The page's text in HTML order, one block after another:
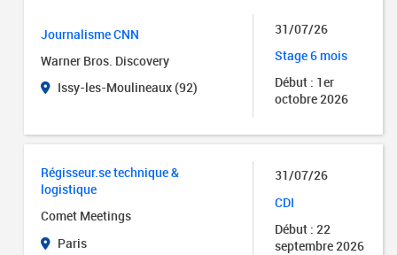
Journalisme CNN
Warner Bros. Discovery
Issy-les-Moulineaux (92)
31/07/26
Stage 6 mois
Début : 1er
octobre 2026
Régisseur.se technique &
logistique
Comet Meetings
Paris
31/07/26
CDI
Début : 22
septembre 2026